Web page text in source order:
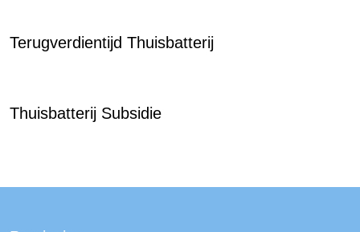
Terugverdientijd Thuisbatterij
Thuisbatterij Subsidie